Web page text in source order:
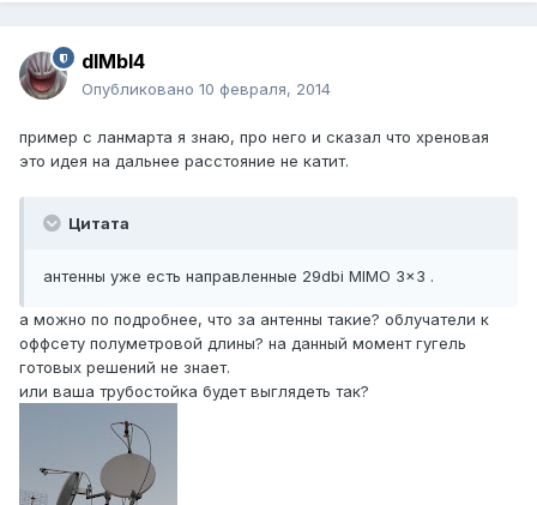
dIMbI4
Опубликовано 10 февраля, 2014
пример с ланмарта я знаю, про него и сказал что хреновая
это идея на дальнее расстояние не катит.
Цитата
антенны уже есть направленные 29dbi MIMO 3x3 .
а можно по подробнее, что за антенны такие? облучатели к
оффсету полуметровой длины? на данный момент гугель
готовых решений не знает.
или ваша трубостойка будет выглядеть так?